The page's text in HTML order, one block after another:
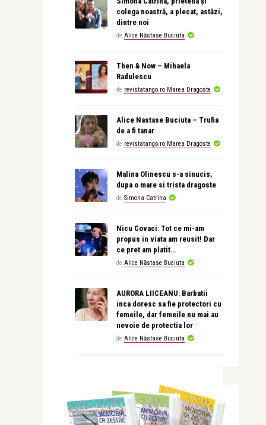
colega noastră, a plecat, astăzi,
dintre noi
de Alice Năstase Buciuta
Then & Now – Mihaela
Radulescu
de revistatango.ro Marea Dragoste
Alice Nastase Buciuta – Trufia
de a fi tanar
de revistatango.ro Marea Dragoste
Malina Olinescu s-a sinucis,
dupa o mare si trista dragoste
de Simona Catrina
Nicu Covaci: Tot ce mi-am
propus in viata am reusit! Dar
ce pret am platit…
de Alice Năstase Buciuta
AURORA LIICEANU: Barbatii
inca doresc sa fie protectori cu
femeile, dar femeile nu mai au
nevoie de protectia lor
de Alice Năstase Buciuta